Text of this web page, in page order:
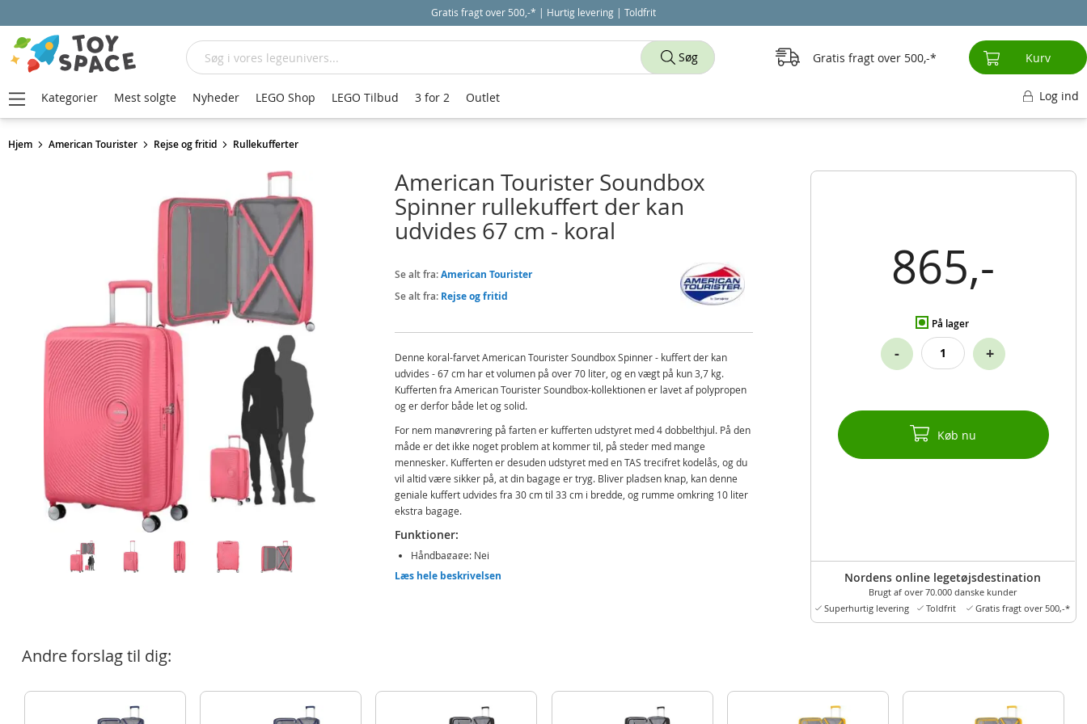
Gratis fragt over 500,-* | Hurtig levering | Toldfrit
Hjem American Tourister Rejse og fritid Rullekufferter
865,-
På lager
- +
Køb nu
Nordens online legetøjsdestination
Brugt af over 70.000 danske kunder
Superhurtig levering
Toldfrit Gratis fragt over 500,-*
American Tourister Soundbox
Spinner rullekuffert der kan
udvides 67 cm - koral
Se alt fra:American Tourister
Se alt fra: Rejse og fritid
Denne koral-farvet American Tourister Soundbox Spinner - kuffert der kan
udvides - 67 cm har et volumen på over 70 liter, og en vægt på kun 3,7 kg.
Kufferten fra American Tourister Soundbox-kollektionen er lavet af polypropen
og er derfor både let og solid.
For nem manøvrering på farten er kufferten udstyret med 4 dobbelthjul. På den
måde er det ikke noget problem at kommer til, på steder med mange
mennesker. Kufferten er desuden udstyret med en TAS trecifret kodelås, og du
vil altid være sikker på, at din bagage er tryg. Bliver pladsen knap, kan denne
geniale kuffert udvides fra 30 cm til 33 cm i bredde, og rumme omkring 10 liter
ekstra bagage.
Funktioner:
Håndbagage: Nej
Lås: trecifret TAS kodelås
Interiør:
Toprum: Skillepude med lomme
Læs hele beskrivelsen
Andre forslag til dig:
Søg
Søg Gratis fragt over 500,- Kurv
Kategorier Mest solgte Nyheder LEGO Shop LEGO Tilbud 3 for 2 Outlet Log ind